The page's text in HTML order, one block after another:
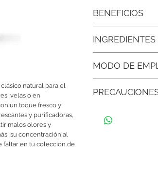
natural para el
velas o en
un toque fresco y
y purificadoras,
malos olores y
su concentración al
faltar en tu colección de
BENEFICIOS
velas o
• Purifica el ambiente:
mantener espacios
INGREDIENTES
MODO DE
diluye en un aceite
mucosas. Mantener